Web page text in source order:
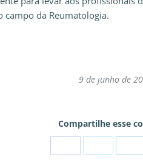
campo da Reumatologia.
9 de junho de
Compartilhe esse